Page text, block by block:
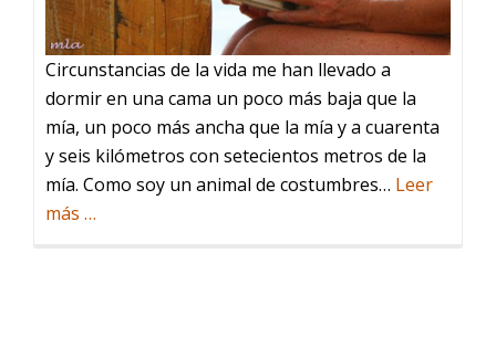
Circunstancias de la vida me han llevado a
dormir en una cama un poco más baja que la
mía, un poco más ancha que la mía y a cuarenta
y seis kilómetros con setecientos metros de la
mía. Como soy un animal de costumbres… Leer
más acerca
…